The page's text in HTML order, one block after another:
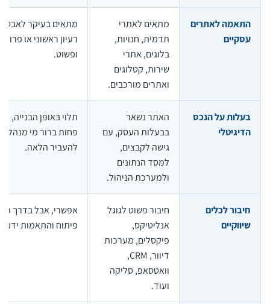
התאמה לאתרים
עסקיים
מתאים לאתרי
תדמית, חנויות,
בלוגים, אתרי
שירות, קטלוגים
ואתרים מורכבים.
מתאים בעיקר
רעיון ראשוני או
ופשוט.
בעלות על הנכס
הדיגיטלי
האתר נשאר
בבעלות העסק, עם
גישה לקבצים,
למסד הנתונים
ולמערכת הניהול.
תלוי באופן הבנייה,
פחות ברור מי מנהל
להעביר הלאה.
חיבור לכלים
שיווקיים
חיבור פשוט לגוגל
אנליטיקס,
פיקסלים, מערכות
דיוור, CRM,
וואטסאפ, סליקה
ועוד.
אפשרי, אבל בדרך
פיתוח והתאמות ידניות.